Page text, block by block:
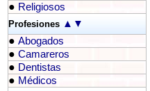
● Religiosos
Profesiones ▲ ▼
● Abogados
● Camareros
● Dentistas
● Médicos